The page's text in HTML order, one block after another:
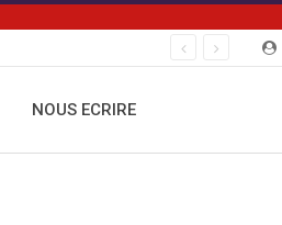
NOUS ECRIRE